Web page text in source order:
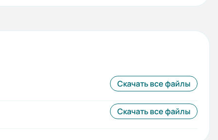
Скачать все файлы
Скачать все файлы